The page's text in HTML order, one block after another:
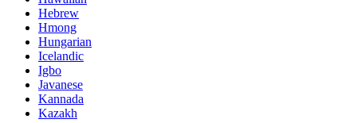
Hebrew
Hmong
Hungarian
Icelandic
Igbo
Javanese
Kannada
Kazakh